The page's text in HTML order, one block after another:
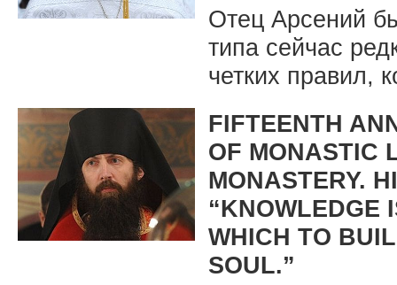
Отец Арсений
типа сейчас
четких правил,
FIFTEENTH
OF MONASTIC
MONASTERY.
“KNOWLEDGE
WHICH TO
SOUL.”